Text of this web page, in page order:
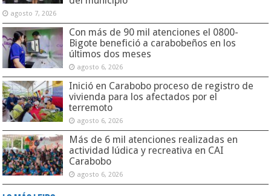
agosto 7, 2026
Con más de 90 mil atenciones el 0800-
Bigote benefició a carabobeños en los
últimos dos meses
agosto 6, 2026
Inició en Carabobo proceso de registro de
vivienda para los afectados por el
terremoto
agosto 6, 2026
Más de 6 mil atenciones realizadas en
actividad lúdica y recreativa en CAI
Carabobo
agosto 6, 2026